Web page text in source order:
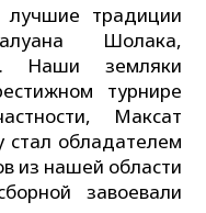
традиции
Шолака,
Наши земляки
турнире
Максат
стал обладателем
из нашей области
завоевали